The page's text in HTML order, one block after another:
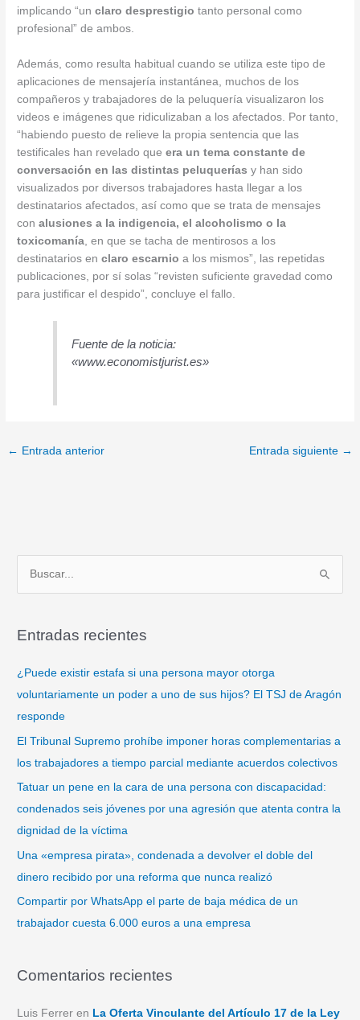
implicando “unclaro desprestigio tanto personal como
profesional” de ambos.
Además, como resulta habitual cuando se utiliza este tipo de
aplicaciones de mensajería instantánea, muchos de los
compañeros y trabajadores de la peluquería visualizaron los
videos e imágenes que ridiculizaban a los afectados. Por tanto,
“habiendo puesto de relieve la propia sentencia que las
testificales han revelado queera un tema constante de
conversación en las distintas peluqueríasy han sido
visualizados por diversos trabajadores hasta llegar a los
destinatarios afectados, así como que se trata de mensajes
conalusiones a la indigencia, el alcoholismo o la
toxicomanía , en que se tacha de mentirosos a los
destinatarios enclaro escarnio a los mismos”, las repetidas
publicaciones, por sí solas “revisten suficiente gravedad como
para justificar el despido”, concluye el fallo.
Fuente de la noticia:
«www.economistjurist.es»
← Entrada anterior Entrada siguiente →
c
Entradas recientes
¿Puede existir estafa si una persona mayor otorga
voluntariamente un poder a uno de sus hijos? El TSJ de Aragón
responde
El Tribunal Supremo prohíbe imponer horas complementarias a
los trabajadores a tiempo parcial mediante acuerdos colectivos
Tatuar un pene en la cara de una persona con discapacidad:
condenados seis jóvenes por una agresión que atenta contra la
dignidad de la víctima
Una «empresa pirata», condenada a devolver el doble del
dinero recibido por una reforma que nunca realizó
Compartir por WhatsApp el parte de baja médica de un
trabajador cuesta 6.000 euros a una empresa
Comentarios recientes
Luis Ferrer en La Oferta Vinculante del Artículo 17 de la Ley